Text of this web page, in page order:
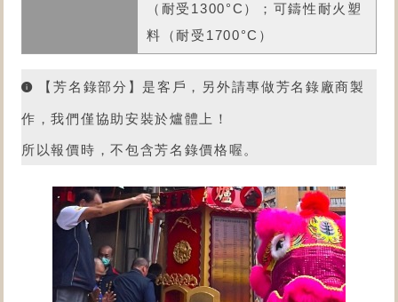
（耐受1300°C）；可鑄性耐火塑
料（耐受1700°C）
【芳名錄部分】是客戶，另外請專做芳名錄廠商製
作，我們僅協助安裝於爐體上！
所以報價時，不包含芳名錄價格喔。